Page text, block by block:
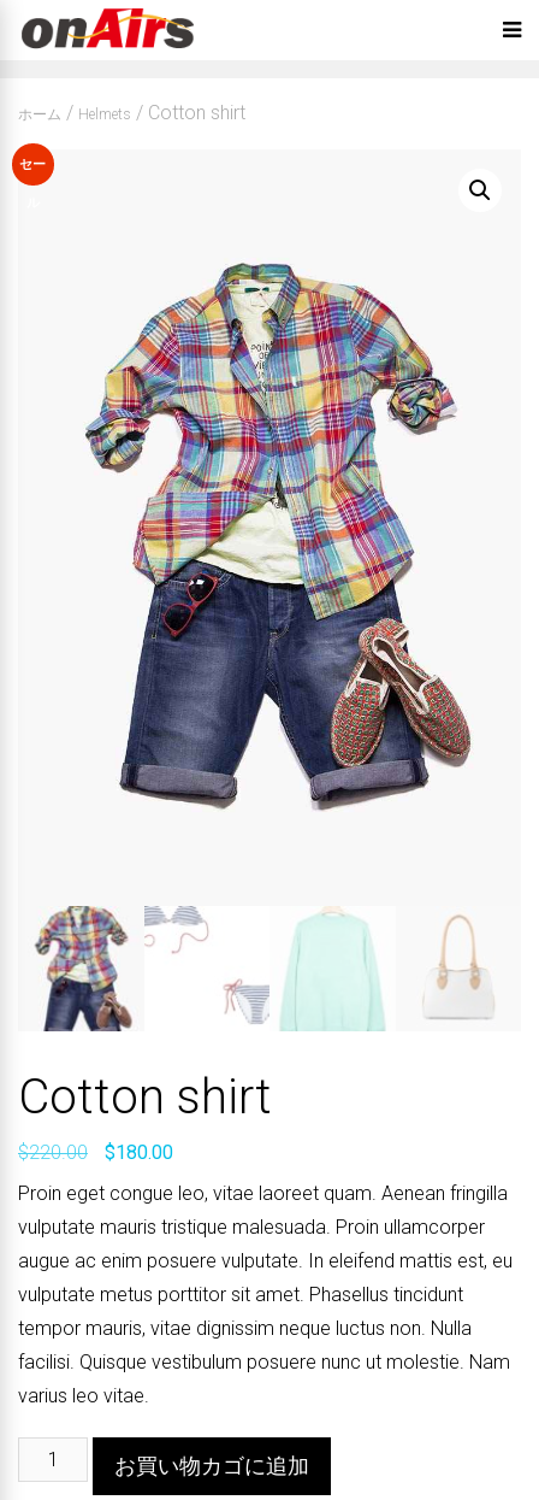
ホーム / Helmets / Cotton shirt
セー
Cotton shirt
$220.00
元
価
は
$220.00
で
し
た。
$180.00現
の
格
$180.00
で
す。
Proin eget congue leo, vitae laoreet quam. Aenean fringilla
vulputate mauris tristique malesuada. Proin ullamcorper
augue ac enim posuere vulputate. In eleifend mattis est, eu
vulputate metus porttitor sit amet. Phasellus tincidunt
tempor mauris, vitae dignissim neque luctus non. Nulla
facilisi. Quisque vestibulum posuere nunc ut molestie. Nam
varius leo vitae.
Cotton
shirt
お買い物カゴに追加